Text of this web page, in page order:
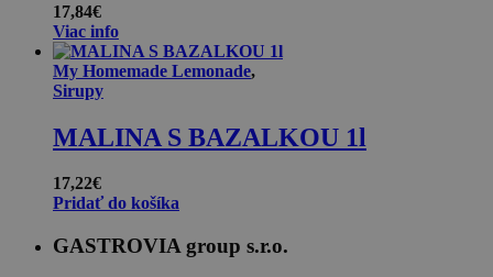
17,84€
Viac info
My Homemade Lemonade,
Sirupy
MALINA S BAZALKOU 1l
17,22€
Pridať do košíka
GASTROVIA group s.r.o.